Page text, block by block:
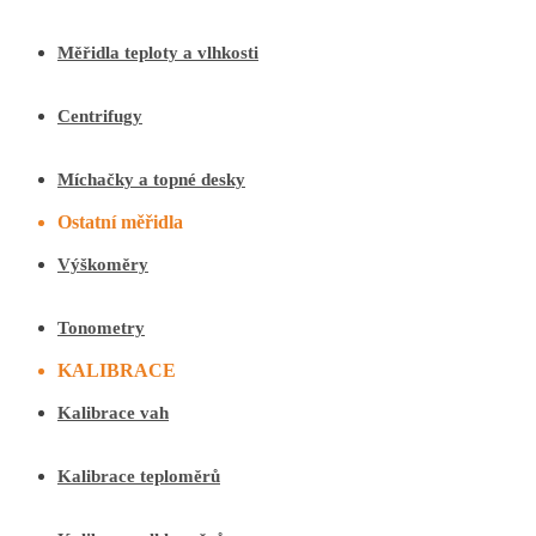
Měřidla teploty a vlhkosti
Centrifugy
Míchačky a topné desky
Ostatní měřidla
Výškoměry
Tonometry
KALIBRACE
Kalibrace vah
Kalibrace teploměrů